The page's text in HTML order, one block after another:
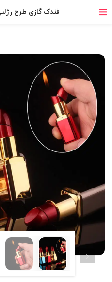
۴ قسط، بدون کارمزد
خرید قسطی
فندک گازی طرح